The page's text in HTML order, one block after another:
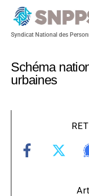
Syndicat National des
Schéma
urbaines